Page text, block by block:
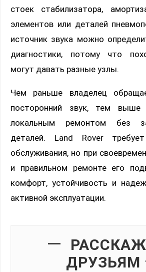
стоек стабилизатора,
элементов или деталей
источник звука можно
диагностики, потому что
могут давать разные узлы.
Чем раньше владелец
посторонний звук, тем выше
локальным ремонтом без
деталей. Land Rover требует
обслуживания, но при
и правильном ремонте его
комфорт, устойчивость и
активной эксплуатации.
ДРУЗЬЯМ